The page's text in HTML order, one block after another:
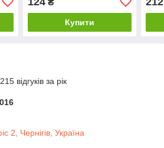
Купити
відгуків за рік
2, Чернігів, Україна